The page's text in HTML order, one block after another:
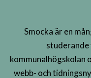
Smocka är en
studerande
kommunalhögskolan
webb- och